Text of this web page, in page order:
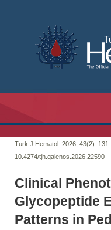
Turk J Hematol. 2026; 43(2):
10.4274/tjh.galenos.2026.22590
Clinical
Glycopeptide
Patterns in